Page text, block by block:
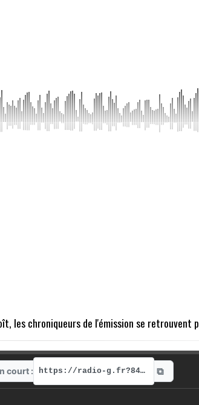
les chroniqueurs de l'émission se
court : https://radio-g.fr?8404 ⧉